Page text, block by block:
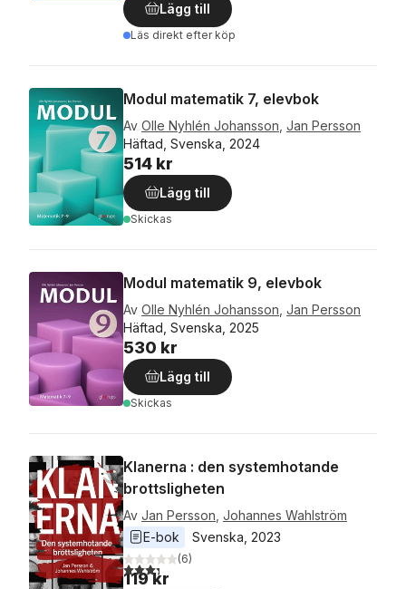
Lägg till
Läs direkt efter köp
Modul matematik 7, elevbok
Av Olle Nyhlén Johansson Jan Persson
Häftad, Svenska, 2024
514 kr
Lägg till
Skickas
Modul matematik 9, elevbok
Av Olle Nyhlén Johansson Jan Persson
Häftad, Svenska, 2025
530 kr
Lägg till
Skickas
Klanerna : den systemhotande
brottsligheten
Av Jan Persson Johannes Wahlström
E-bok
Svenska 2023
3,3utav 5 stjärnor. Totalt antal röster:
(6)
119 kr